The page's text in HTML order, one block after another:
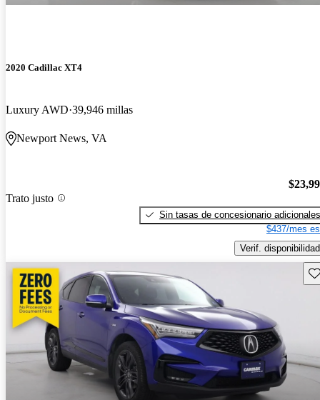
2020 Cadillac XT4
Luxury AWD 39,946 millas
Newport News, VA
Trato justo
Sin tasas de concesionario adicionales
$437/mes
Verif. disponibilidad